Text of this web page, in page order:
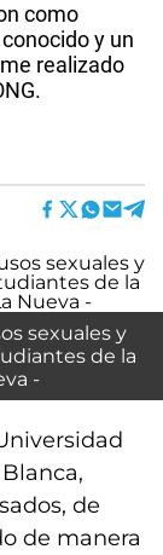
como
y un
realizado
sexuales y
de la
-
de
de manera